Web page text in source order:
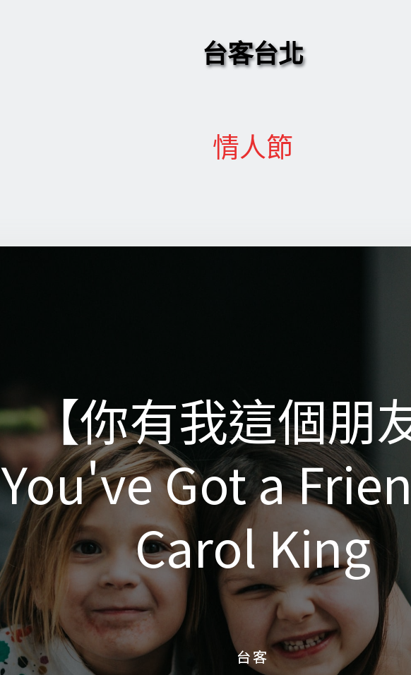
台客台北
情人節
【你有我這個朋
You've Got a
Carol King
台客
【你有我這個朋
You've Got a
Carol King
台客